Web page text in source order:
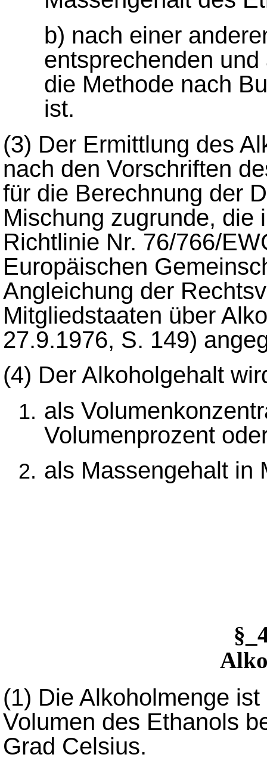
b) nach einer
entsprechenden
die Methode nach
ist.
(3) Der Ermittlung des
nach den Vorschriften
für die Berechnung der
Mischung zugrunde, die
Richtlinie Nr. 76/766/
Europäischen
Angleichung der
Mitgliedstaaten über
27.9.1976, S. 149)
(4) Der Alkoholgehalt
als
Volumenprozent
als Massengehalt in
(1) Die Alkoholmenge
Volumen des Ethanols
Grad Celsius.